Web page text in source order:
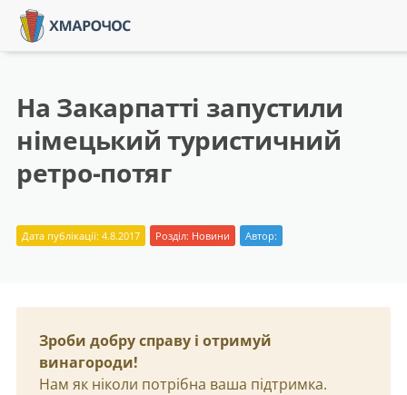
На Закарпатті запустили
німецький туристичний
ретро-потяг
Дата публікації: 4.8.2017 Розділ: Новини Автор:
Зроби добру справу і отримуй
винагороди!
Нам як ніколи потрібна ваша підтримка.